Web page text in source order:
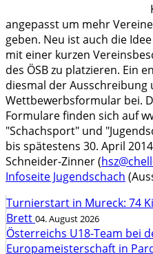
angepasst um mehr
geben. Neu ist auch die
mit einer kurzen
des ÖSB zu platzieren. Ein
diesmal der Ausschreibung
Wettbewerbsformular bei.
Formulare finden sich auf
"Schachsport" und
bis spätestens 30. April
Schneider-Zinner (
Infoseite Jugendschach
Turnierstart in Mureck: 74
Brett 04. August 2026
Österreichs U18-Team bei
Europameisterschaft in